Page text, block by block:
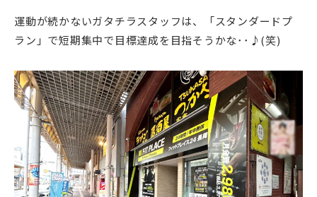
運動が続かないガタチラスタッフは、「スタンダードプ
ラン」で短期集中で目標達成を目指そうかな･･♪(笑)